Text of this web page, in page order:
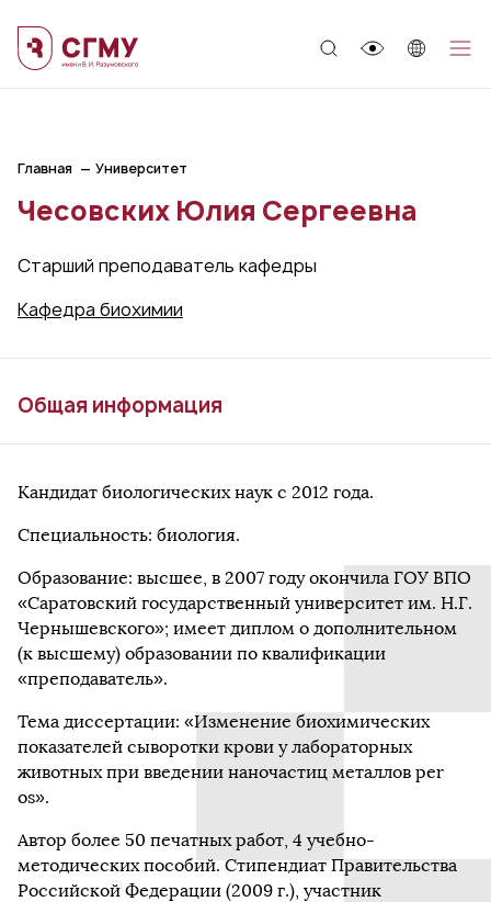
Главная Университет
Чесовских Юлия Сергеевна
Старший преподаватель кафедры
Кафедра биохимии
Общая информация
Кандидат биологических наук с 2012 года.
Специальность: биология.
Образование: высшее, в 2007 году окончила ГОУ ВПО
«Саратовский государственный университет им. Н.Г.
Чернышевского»; имеет диплом о дополнительном
(к высшему) образовании по квалификации
«преподаватель».
Тема диссертации: «Изменение биохимических
показателей сыворотки крови у лабораторных
животных при введении наночастиц металлов per
os».
Автор более 50 печатных работ, 4 учебно-
методических пособий. Стипендиат Правительства
Российской Федерации (2009 г.), участник